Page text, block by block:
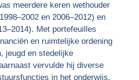
meerdere keren wethouder
en 2006–2012) en
Met portefeuilles
en ruimtelijke ordening
jeugd en stedelijke
vervulde hij diverse
in het onderwijs,